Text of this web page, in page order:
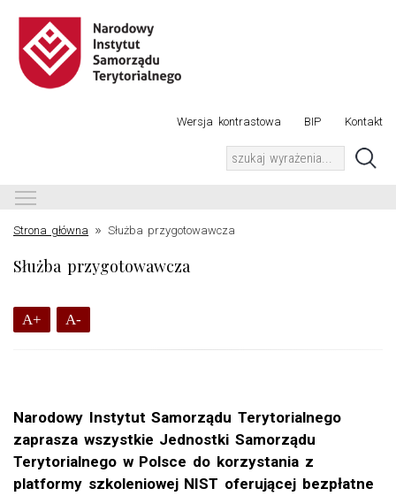
Wersja kontrastowa BIP Kontakt
Strona główna » Służba przygotowawcza
Służba przygotowawcza
A+ A-
Narodowy Instytut Samorządu Terytorialnego
zaprasza wszystkie Jednostki Samorządu
Terytorialnego w Polsce do korzystania z
platformy szkoleniowej NIST oferującej bezpłatne